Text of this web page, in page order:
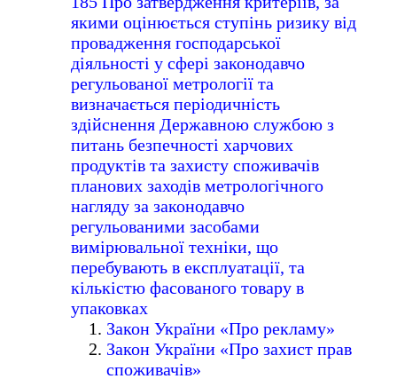
якими оцінюється ступінь ризику від
провадження господарської
діяльності у сфері законодавчо
регульованої метрології та
визначається періодичність
здійснення Державною службою з
питань безпечності харчових
продуктів та захисту споживачів
планових заходів метрологічного
нагляду за законодавчо
регульованими засобами
вимірювальної техніки, що
перебувають в експлуатації, та
кількістю фасованого товару в
упаковках
Закон України «Про рекламу»
Закон України «Про захист прав
споживачів»